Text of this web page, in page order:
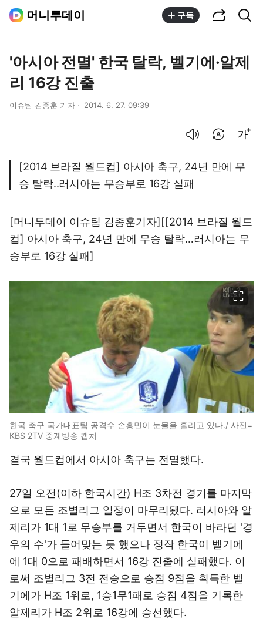
머니투데이 구독
'아시아 전멸' 한국 탈락, 벨기에·알제
리 16강 진출
이슈팀 김종훈 기자 2014. 6. 27. 09:39
[2014 브라질 월드컵] 아시아 축구, 24년 만에 무
승 탈락..러시아는 무승부로 16강 실패
[머니투데이 이슈팀 김종훈기자][[2014 브라질 월드
컵] 아시아 축구, 24년 만에 무승 탈락…러시아는 무
승부로 16강 실패]
한국 축구 국가대표팀 공격수 손흥민이 눈물을 흘리고 있다./ 사진=
KBS 2TV 중계방송 캡처
결국 월드컵에서 아시아 축구는 전멸했다.
27일 오전(이하 한국시간) H조 3차전 경기를 마지막
으로 모든 조별리그 일정이 마무리됐다. 러시아와 알
제리가 1대 1로 무승부를 거두면서 한국이 바라던 '경
우의 수'가 들어맞는 듯 했으나 정작 한국이 벨기에
에 1대 0으로 패배하면서 16강 진출에 실패했다. 이
로써 조별리그 3전 전승으로 승점 9점을 획득한 벨
기에가 H조 1위로, 1승1무1패로 승점 4점을 기록한
알제리가 H조 2위로 16강에 승선했다.